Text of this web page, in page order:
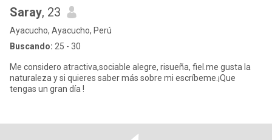
Saray, 23
Ayacucho, Ayacucho, Perú
Buscando: 25 - 30
Me considero atractiva,sociable alegre, risueña, fiel.me gusta la
naturaleza y si quieres saber más sobre mi escríbeme.¡Que
tengas un gran día !